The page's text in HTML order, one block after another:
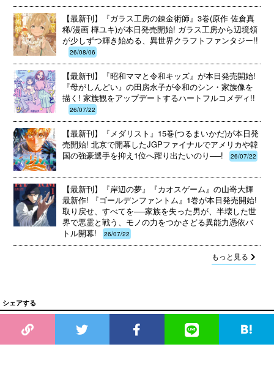
【最新刊】『ガラス工房の錬金術師』3巻(原作 佐倉真
稀/漫画 樺ユキ)が本日発売開始! ガラス工房から辺境領
が少しずつ輝き始める、異世界クラフトファンタジー!!
26/08/06
【最新刊】『昭和ママと令和キッズ』が本日発売開始!
『母がしんどい』の田房永子が令和のシン・家族像を
描く! 家族観をアップデートするハートフルコメディ!!
26/07/22
【最新刊】『メダリスト』15巻(つるまいかだ)が本日発
売開始! 北京で開幕したJGPファイナルでアメリカや韓
国の強豪選手を抑え1位へ躍り出たいのり──!
26/07/22
【最新刊】『岸辺の夢』『カオスゲーム』の山嵜大輝
最新作! 『ゴールデンファントム』1巻が本日発売開始!
取り戻せ、すべてを──家族を失った男が、半壊した世
界で悪霊と戦う、モノの力をつかさどる異能力憑依バ
トル開幕!
26/07/22
もっと見る
シェアする